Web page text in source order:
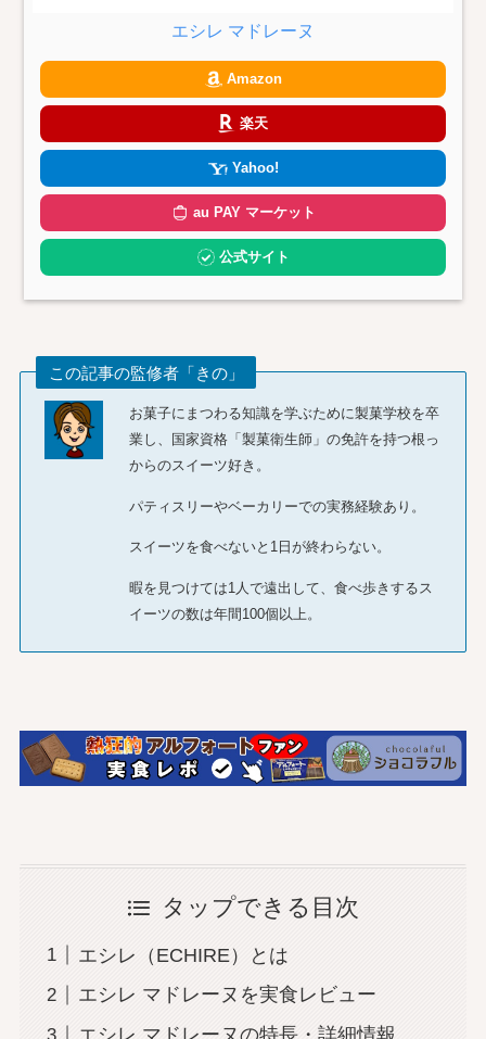
エシレ マドレーヌ
Amazon
楽天
Yahoo!
au PAY マーケット
公式サイト
この記事の監修者「きの」
お菓子にまつわる知識を学ぶために製菓学校を卒
業し、国家資格「製菓衛生師」の免許を持つ根っ
からのスイーツ好き。
パティスリーやベーカリーでの実務経験あり。
スイーツを食べないと1日が終わらない。
暇を見つけては1人で遠出して、食べ歩きするス
イーツの数は年間100個以上。
タップできる目次
エシレ（ECHIRE）とは
エシレ マドレーヌを実食レビュー